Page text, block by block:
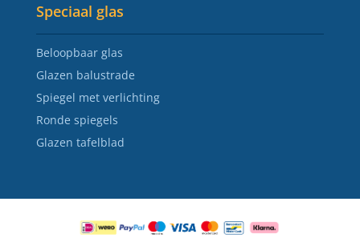
Speciaal glas
Beloopbaar glas
Glazen balustrade
Spiegel met verlichting
Ronde spiegels
Glazen tafelblad